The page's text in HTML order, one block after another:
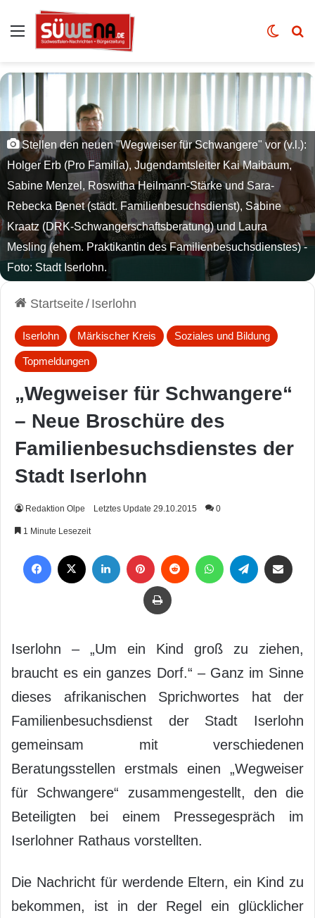
Auswahl Skin
Stellen den neuen "Wegweiser für Schwangere" vor (v.l.):
Holger Erb (Pro Familia), Jugendamtsleiter Kai Maibaum,
Sabine Menzel, Roswitha Heilmann-Stärke und Sara-
Rebecka Benet (städt. Familienbesuchsdienst), Sabine
Kraatz (DRK-Schwangerschaftsberatung) und Laura
Mesling (ehem. Praktikantin des Familienbesuchsdienstes) -
Foto: Stadt Iserlohn.
Startseite/ Iserlohn
Iserlohn Märkischer Kreis Soziales und Bildung
Topmeldungen
„Wegweiser für Schwangere“
– Neue Broschüre des
Familienbesuchsdienstes der
Stadt Iserlohn
Redaktion Olpe Letztes Update 29.10.2015 0
1 Minute Lesezeit
Drucken
Iserlohn – „Um ein Kind groß zu ziehen,
braucht es ein ganzes Dorf.“ – Ganz im Sinne
dieses afrikanischen Sprichwortes hat der
Familienbesuchsdienst der Stadt Iserlohn
gemeinsam mit verschiedenen
Beratungsstellen erstmals einen „Wegweiser
für Schwangere“ zusammengestellt, den die
Beteiligten bei einem Pressegespräch im
Iserlohner Rathaus vorstellten.
Die Nachricht für werdende Eltern, ein Kind zu
bekommen, ist in der Regel ein glücklicher